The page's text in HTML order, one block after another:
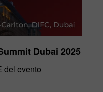
Dubai 2025
del evento